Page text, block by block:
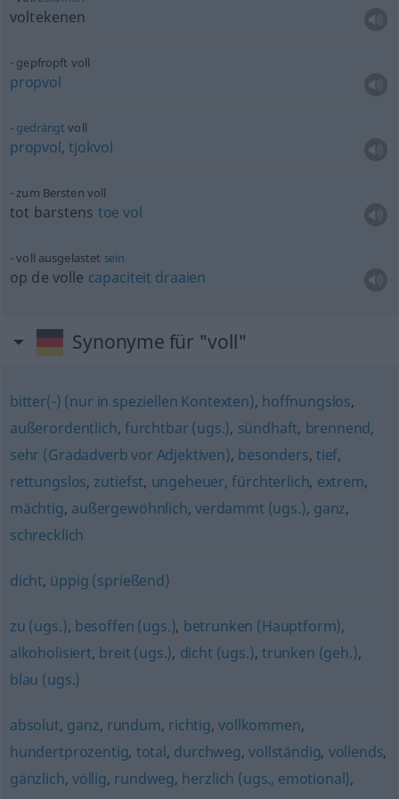
voltekenen
gepfropft voll
propvol
gedrängt voll
propvol,tjokvol
zum Bersten voll
tot barstens toe vol
voll ausgelastet sein
op de volle capaciteit draaien
Synonyme für "voll"
bitter(-) (nur in speziellen Kontexten), hoffnungslos,
außerordentlich, furchtbar (ugs.), sündhaft, brennend,
sehr (Gradadverb vor Adjektiven), besonders, tief,
rettungslos, zutiefst, ungeheuer,fürchterlich, extrem,
mächtig, außergewöhnlich,verdammt (ugs.), ganz,
schrecklich
dicht, üppig (sprießend)
zu (ugs.), besoffen (ugs.), betrunken (Hauptform),
alkoholisiert, breit (ugs.), dicht (ugs.), trunken (geh.),
blau (ugs.)
absolut, ganz, rundum, richtig,vollkommen,
hundertprozentig, total, durchweg,vollständig, vollends,
gänzlich, völlig, rundweg, herzlich (ugs., emotional),